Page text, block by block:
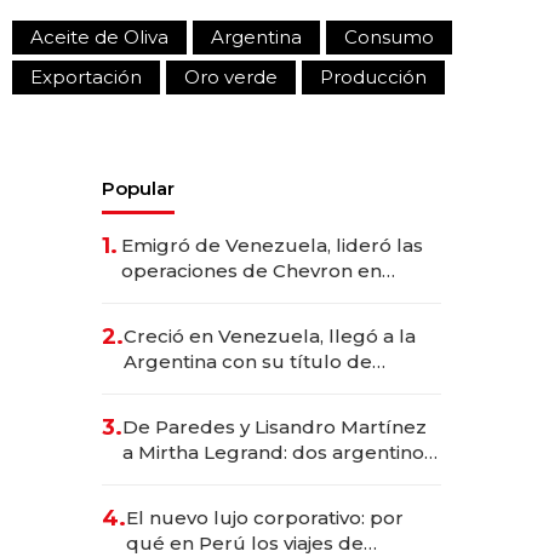
Aceite de Oliva Argentina
Consumo
Exportación
Oro verde Producción
Popular
1. Emigró de Venezuela, lideró las
operaciones de Chevron en
2.Creció en Venezuela, llegó a la
Argentina con su título de
las marcas "fast premium"
3.De Paredes y Lisandro Martínez
a Mirtha Legrand: dos argentinos
4.El nuevo lujo corporativo: por
qué en Perú los viajes de